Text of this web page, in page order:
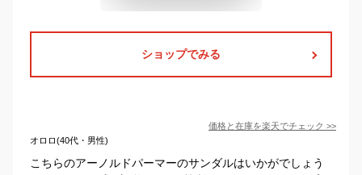
ショップでみる
価格と在庫を楽天でチェック >>
オロロ(40代・男性)
こちらのアーノルドパーマーのサンダルはいかがでしょう